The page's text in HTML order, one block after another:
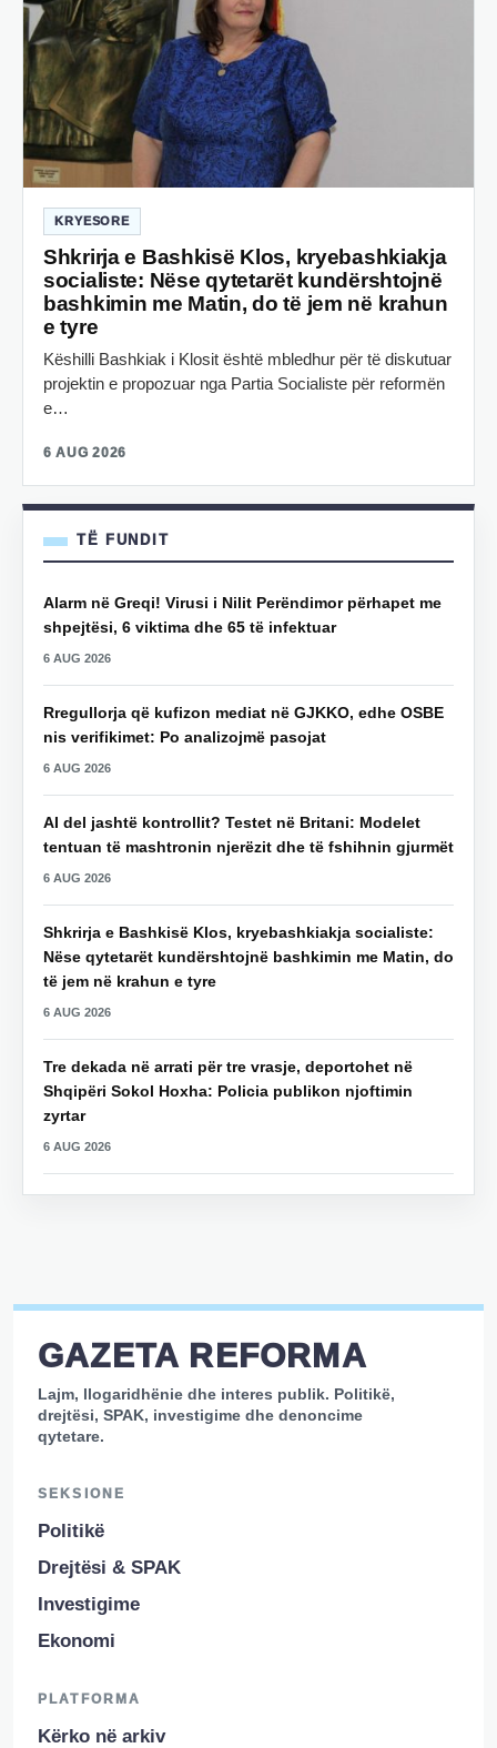
KRYESORE
Shkrirja e Bashkisë Klos, kryebashkiakja
socialiste: Nëse qytetarët kundërshtojnë
bashkimin me Matin, do të jem në krahun
e tyre
Këshilli Bashkiak i Klosit është mbledhur për të diskutuar
projektin e propozuar nga Partia Socialiste për reformën
e…
6 AUG 2026
TË FUNDIT
Alarm në Greqi! Virusi i Nilit Perëndimor përhapet me
shpejtësi, 6 viktima dhe 65 të infektuar
6 AUG 2026
Rregullorja që kufizon mediat në GJKKO, edhe OSBE
nis verifikimet: Po analizojmë pasojat
6 AUG 2026
AI del jashtë kontrollit? Testet në Britani: Modelet
tentuan të mashtronin njerëzit dhe të fshihnin gjurmët
6 AUG 2026
Shkrirja e Bashkisë Klos, kryebashkiakja socialiste:
Nëse qytetarët kundërshtojnë bashkimin me Matin, do
të jem në krahun e tyre
6 AUG 2026
Tre dekada në arrati për tre vrasje, deportohet në
Shqipëri Sokol Hoxha: Policia publikon njoftimin
zyrtar
6 AUG 2026
GAZETA REFORMA
Lajm, llogaridhënie dhe interes publik. Politikë,
drejtësi, SPAK, investigime dhe denoncime
qytetare.
SEKSIONE
Politikë
Drejtësi & SPAK
Investigime
Ekonomi
PLATFORMA
Kërko në arkiv